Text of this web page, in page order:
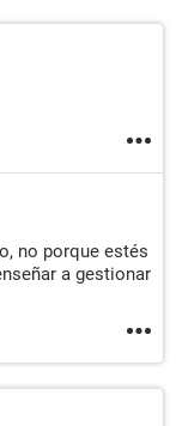
no porque estés
a gestionar